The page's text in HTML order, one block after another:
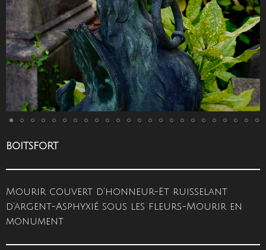
BOITSFORT
Mourir couvert d'honneur-Et ruisselant
d'argent-Asphyxié sous les fleurs-Mourir en
monument